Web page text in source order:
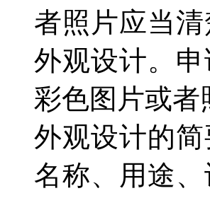
者照片应当
外观设计。
彩色图片或者
外观设计的
名称、用途